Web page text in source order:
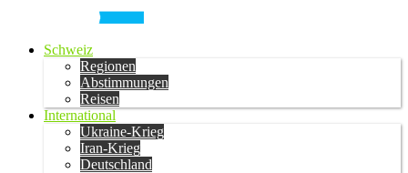
Schweiz
Regionen
Abstimmungen
Reisen
International
Ukraine-Krieg
Iran-Krieg
Deutschland